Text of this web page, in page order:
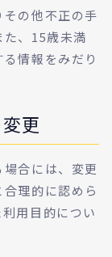
の他不正の手
、15歳未満
情報をみだり
更
合には、変更
理的に認めら
用目的につい